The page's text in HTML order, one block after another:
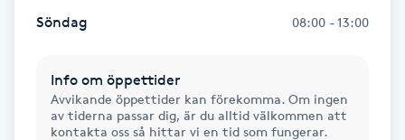
Hatha Yoga
Headspa
Healing
Söndag 08:00 - 13:00
Info om öppettider
Avvikande öppettider kan förekomma. Om ingen
av tiderna passar dig, är du alltid välkommen att
kontakta oss så hittar vi en tid som fungerar.